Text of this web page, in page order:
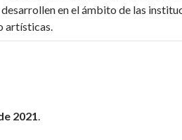
en el ámbito de las
artísticas.
2021.